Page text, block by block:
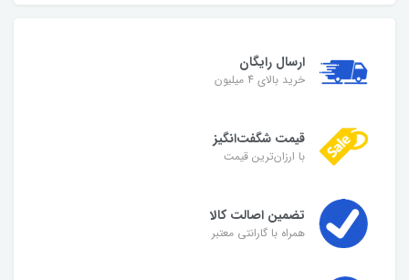
ارسال رایگان
خرید بالای 4 میلیون
قیمت شگفت‌انگیز
با ارزان‌ترین قیمت
تضمین اصالت کالا
همراه با گارانتی معتبر